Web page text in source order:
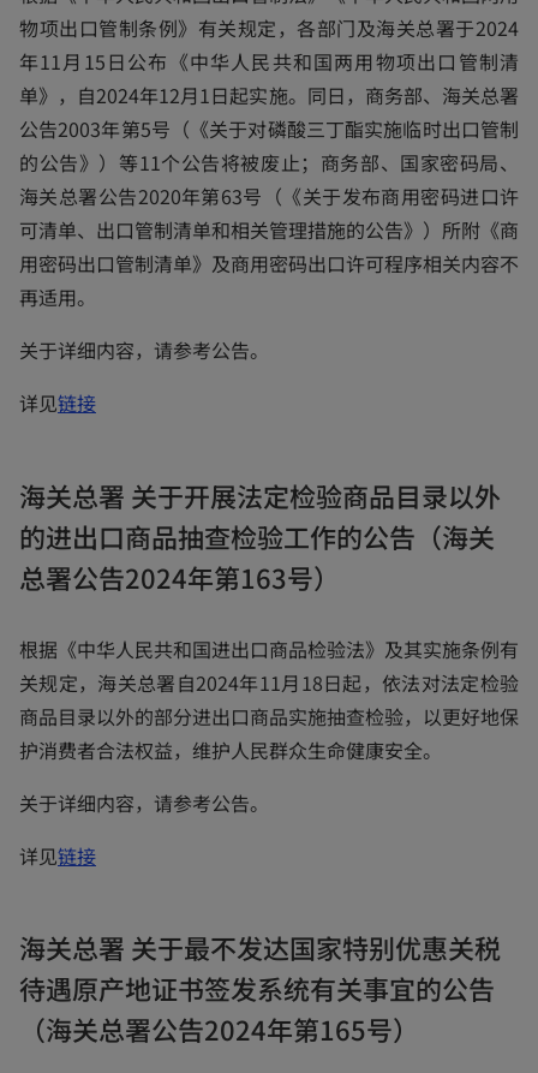
e
w
t
a
b
物项出口管制条例》有关规定，各部门及海关总署于2024
年11月15日公布《中华人民共和国两用物项出口管制清
单》，自2024年12月1日起实施。同日，商务部、海关总署
公告2003年第5号（《关于对磷酸三丁酯实施临时出口管制
的公告》）等11个公告将被废止；商务部、国家密码局、
海关总署公告2020年第63号（《关于发布商用密码进口许
可清单、出口管制清单和相关管理措施的公告》）所附《商
用密码出口管制清单》及商用密码出口许可程序相关内容不
再适用。
关于详细内容，请参考公告。
详见链接o
n
s
i
a
n
e
w
a
海关总署 关于开展法定检验商品目录以外
的进出口商品抽查检验工作的公告（海关
总署公告2024年第163号）
根据《中华人民共和国进出口商品检验法》及其实施条例有
关规定，海关总署自2024年11月18日起，依法对法定检验
商品目录以外的部分进出口商品实施抽查检验，以更好地保
护消费者合法权益，维护人民群众生命健康安全。
关于详细内容，请参考公告。
详见链接o
n
s
i
海关总署 关于最不发达国家特别优惠关税
待遇原产地证书签发系统有关事宜的公告
（海关总署公告2024年第165号）